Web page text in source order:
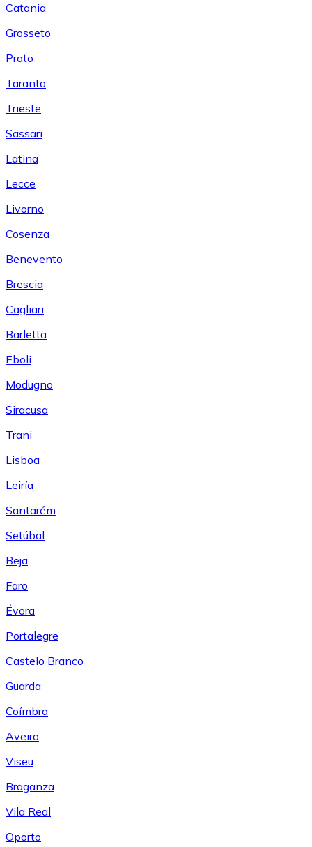
Catania
Grosseto
Prato
Taranto
Trieste
Sassari
Latina
Lecce
Livorno
Cosenza
Benevento
Brescia
Cagliari
Barletta
Eboli
Modugno
Siracusa
Trani
Lisboa
Leiría
Santarém
Setúbal
Beja
Faro
Évora
Portalegre
Castelo Branco
Guarda
Coímbra
Aveiro
Viseu
Braganza
Vila Real
Oporto